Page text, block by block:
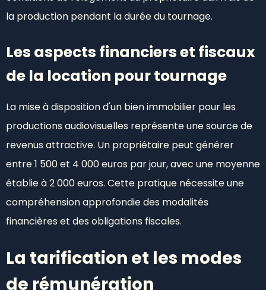
la production pendant la durée du tournage.
Les aspects financiers et fiscaux
de la location pour tournage
La mise à disposition d'un bien immobilier pour les
productions audiovisuelles représente une source de
revenus attractive. Un propriétaire peut générer
entre 1 500 et 4 000 euros par jour, avec une moyenne
établie à 2 000 euros. Cette pratique nécessite une
compréhension approfondie des modalités
financières et des obligations fiscales.
La tarification et les modes
de rémunération